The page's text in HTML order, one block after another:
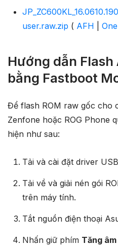
user.raw.zip ( AFH
Hướng dẫn Flash
bằng Fastboot
Để flash ROM raw gốc cho
Zenfone hoặc ROG Phone
hiện như sau:
Tải và cài đặt driver
Tải về và giải nén gói
trên máy tính.
Tắt nguồn điện thoại
Nhấn giữ phím Tăng